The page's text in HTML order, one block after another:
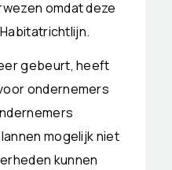
omdat deze
gebeurt, heeft
ondernemers
mogelijk niet
kunnen